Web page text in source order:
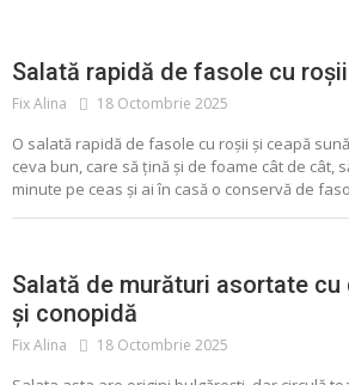
Salată rapidă de fasole cu
Fix Alina 18 Octombrie 2025
O salată rapidă de fasole cu roșii și ceapă
ceva bun, care să țină și de foame cât de cât,
minute pe ceas și ai în casă o conservă de
ALIMENTE CONSERVATE CONSERVE
Salată de murături asortate cu
și conopidă
Fix Alina 18 Octombrie 2025